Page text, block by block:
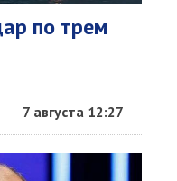
по трем
7 августа 12:27